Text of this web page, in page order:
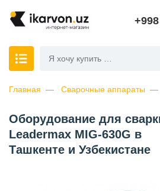
Главная Сварочные аппараты
Оборудование для
Leadermax MIG-630G в
Ташкенте и Узбекистане